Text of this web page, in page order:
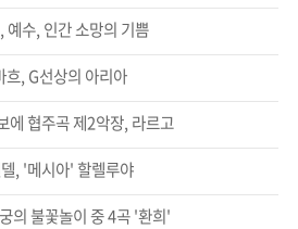
예수, 인간 소망의 기쁨
흐, G선상의 아리아
에 협주곡 제2악장, 라르고
, '메시아' 할렐루야
의 불꽃놀이 중 4곡 '환희'